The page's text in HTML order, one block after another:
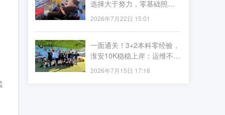
选择大于努力，零基础照样
薪资飞跃
2026年7月22日 15:01
一面通关！3+2本科零经验，
淮安10K稳稳上岸：运维不看
资历看实力
2026年7月15日 17:18